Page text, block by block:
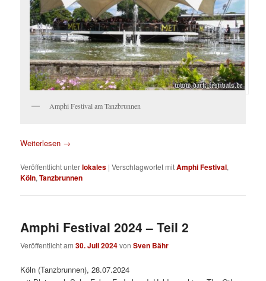
Amphi Festival am Tanzbrunnen
Weiterlesen →
Veröffentlicht unterlokales |Verschlagwortet mitAmphi Festival,
Köln,Tanzbrunnen
Amphi Festival 2024 – Teil 2
Veröffentlicht am30. Juli 2024vonSven Bähr
Köln (Tanzbrunnen), 28.07.2024